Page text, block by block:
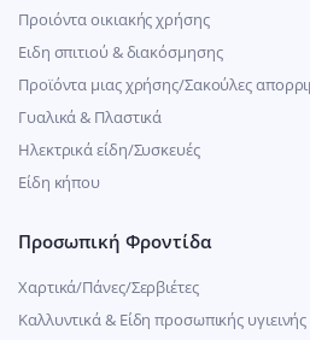
Προιόντα οικιακής χρήσης
Ειδη σπιτιού & διακόσμησης
Προϊόντα μιας χρήσης/Σακούλες
Γυαλικά & Πλαστικά
Ηλεκτρικά είδη/Συσκευές
Είδη κήπου
Προσωπική Φροντίδα
Χαρτικά/Πάνες/Σερβιέτες
Καλλυντικά & Είδη προσωπικής υγιεινής